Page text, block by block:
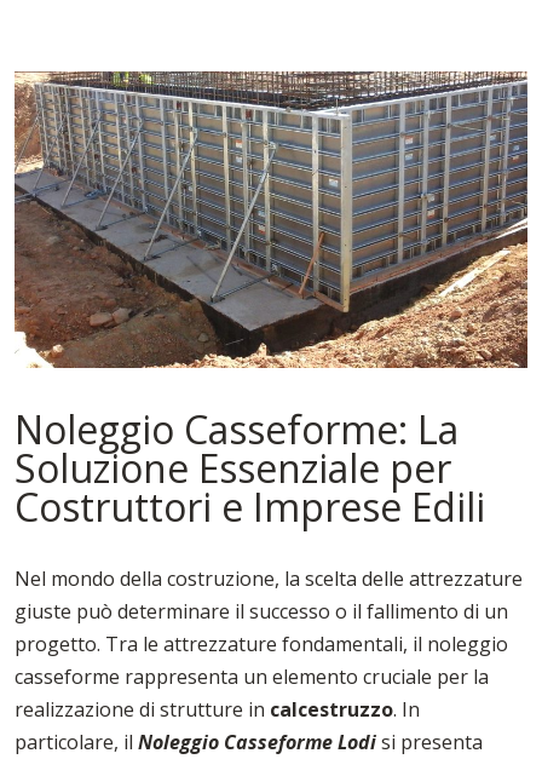
Noleggio Casseforme: La
Soluzione Essenziale per
Costruttori e Imprese Edili
Nel mondo della costruzione, la scelta delle attrezzature
giuste può determinare il successo o il fallimento di un
progetto. Tra le attrezzature fondamentali, il noleggio
casseforme rappresenta un elemento cruciale per la
realizzazione di strutture in calcestruzzo. In
particolare, il Noleggio Casseforme Lodisi presenta